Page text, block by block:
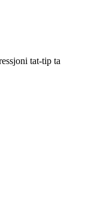
tat-tip ta